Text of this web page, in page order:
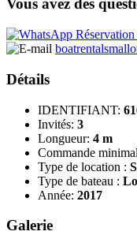
Vous avez des
Détails
IDENTIFIANT:
Invités: 3
Longueur: 4 m
Commande
Type de location :
Type de bateau :
Année: 2017
Galerie